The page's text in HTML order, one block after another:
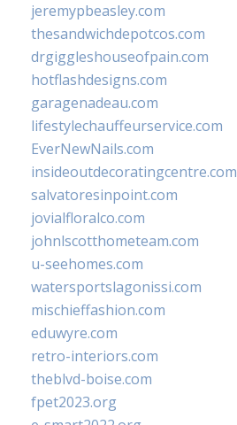
jeremypbeasley.com
thesandwichdepotcos.com
drgiggleshouseofpain.com
hotflashdesigns.com
garagenadeau.com
lifestylechauffeurservice.com
EverNewNails.com
insideoutdecoratingcentre.com
salvatoresinpoint.com
jovialfloralco.com
johnlscotthometeam.com
u-seehomes.com
watersportslagonissi.com
mischieffashion.com
eduwyre.com
retro-interiors.com
theblvd-boise.com
fpet2023.org